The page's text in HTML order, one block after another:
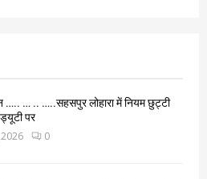
….. … .. …..सहसपुर लोहारा में नियम छुट्टी
ड्यूटी पर
2026 0